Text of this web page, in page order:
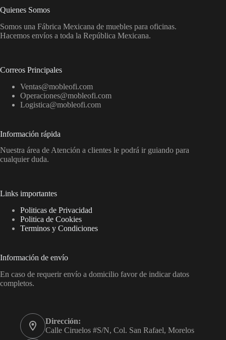
Quienes Somos
Somos una Fábrica Mexicana de muebles para oficinas.
Hacemos envíos a toda la República Mexicana.
Correos Principales
Ventas@mobleofi.com
Operaciones@mobleofi.com
Logistica@mobleofi.com
Información rápida
Nuestra área de Atención a clientes le podrá ir guiando para
cualquier duda.
Links importantes
Politicas de Privacidad
Politica de Cookies
Terminos y Condiciones
Información de envío
En caso de requerir envío a domicilio favor de indicar datos
completos.
Dirección:
Calle Ciruelos #S/N, Col. San Rafael, Morelos